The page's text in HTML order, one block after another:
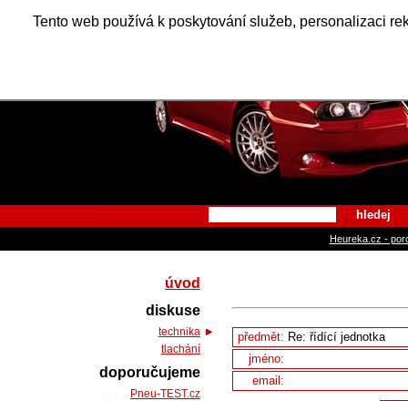
Tento web používá k poskytování služeb, personalizaci
Alfa
hledej
Heureka.cz -
předmět:
jméno:
email:
úvod
diskuse
technika
tlachání
doporučujeme
Pneu-TEST.cz